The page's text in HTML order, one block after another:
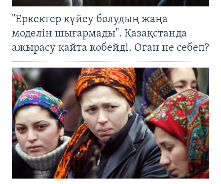
"Еркектер күйеу болудың жаңа
моделін шығармады". Қазақстанда
ажырасу қайта көбейді. Оған не себеп?